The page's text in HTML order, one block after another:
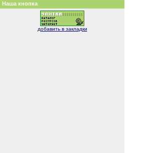
Наша кнопка
добавить в закладки